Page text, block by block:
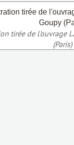
tirée de l'ouvrage
(Paris)